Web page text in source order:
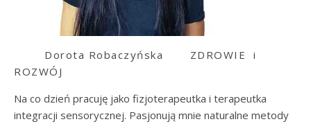
Dorota Robaczyńska ZDROWIE i
ROZWÓJ
Na co dzień pracuję jako fizjoterapeutka i terapeutka
integracji sensorycznej. Pasjonują mnie naturalne metody